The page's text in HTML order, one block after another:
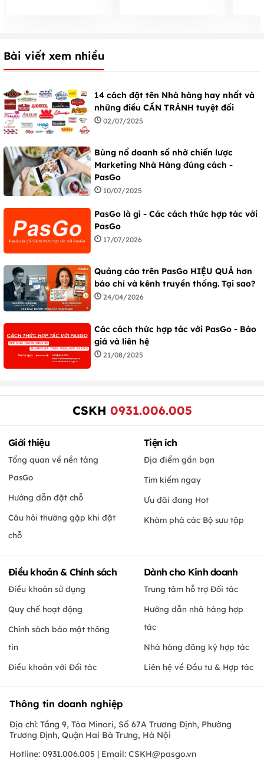
Bài viết xem nhiều
14 cách đặt tên Nhà hàng hay nhất và
những điều CẦN TRÁNH tuyệt đối
02/07/2025
Bùng nổ doanh số nhờ chiến lược
Marketing Nhà Hàng đúng cách -
PasGo
10/07/2025
PasGo là gì - Các cách thức hợp tác với
PasGo
17/07/2026
Quảng cáo trên PasGo HIỆU QUẢ hơn
báo chí và kênh truyền thống. Tại sao?
24/04/2026
Các cách thức hợp tác với PasGo - Báo
giá và liên hệ
21/08/2025
CSKH 0931.006.005
Giới thiệu
Tổng quan về nền tảng
PasGo
Hướng dẫn đặt chỗ
Câu hỏi thường gặp khi đặt
chỗ
Tiện ích
Địa điểm gần bạn
Tìm kiếm ngay
Ưu đãi đang Hot
Khám phá các Bộ sưu tập
Điều khoản & Chính sách
Điều khoản sử dụng
Quy chế hoạt động
Chính sách bảo mật thông
tin
Điều khoản với Đối tác
Dành cho Kinh doanh
Trung tâm hỗ trợ Đối tác
Hướng dẫn nhà hàng hợp
tác
Nhà hàng đăng ký hợp tác
Liên hệ về Đầu tư & Hợp tác
Thông tin doanh nghiệp
Địa chỉ: Tầng 9, Tòa Minori, Số 67A Trương Định, Phường
Trương Định, Quận Hai Bà Trưng, Hà Nội
Hotline: 0931.006.005 | Email: CSKH@pasgo.vn